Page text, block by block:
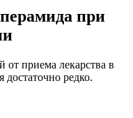
при
от приема лекарства в
редко.